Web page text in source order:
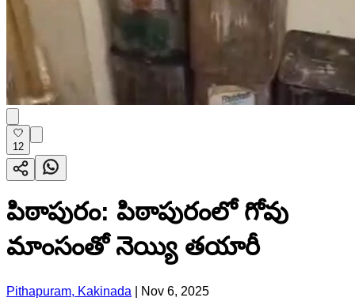
12
పిఠాపురం: పిఠాపురంలో గోవు
మాంసంతో నెయ్యి తయారీ
Pithapuram, Kakinada Nov 6, 2025